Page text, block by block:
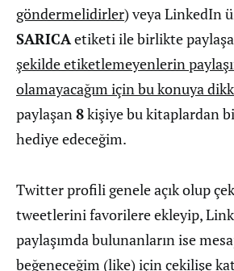
göndermelidirler) veya LinkedIn
SARICAetiketi ile birlikte
şekilde etiketlemeyenlerin
olamayacağım için bu konuya
paylaşan8kişiye bu kitaplardan
hediye edeceğim.
Twitter profili genele açık olup
tweetlerini favorilere ekleyip,
paylaşımda bulunanların ise
beğeneceğim (like) için çekilişe